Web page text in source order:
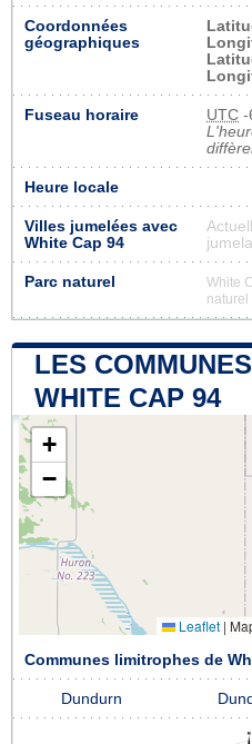
Coordonnées
géographiques
Fuseau horaire UTC -
Heure locale
Villes jumelées avec
White Cap 94
Parc naturel
White
naturel
LES
WHITE CAP 94
+
−
Leaflet |
Communes limitrophes de
Dundurn